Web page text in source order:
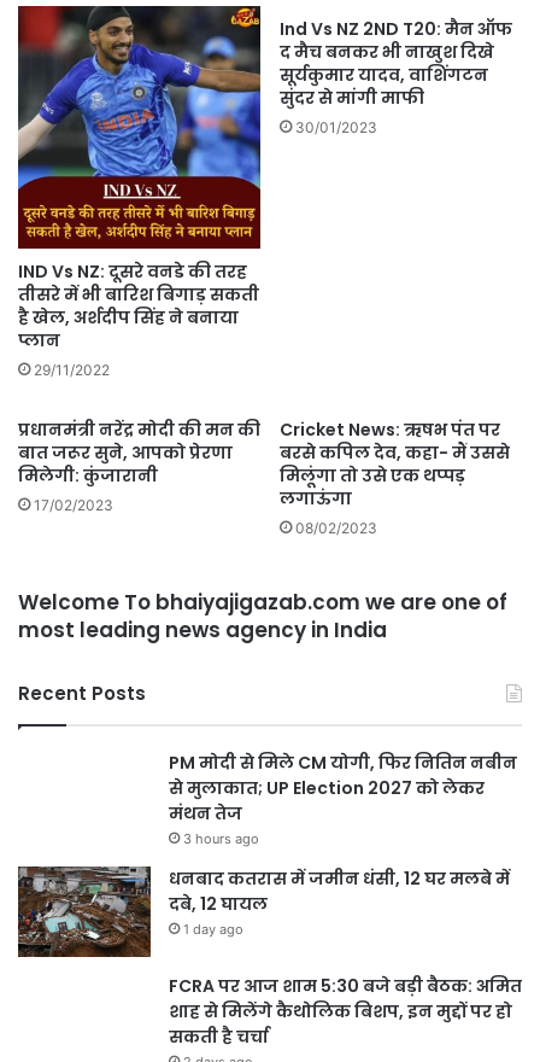
IND Vs NZ: दूसरे वनडे की तरह
तीसरे में भी बारिश बिगाड़ सकती
है खेल, अर्शदीप सिंह ने बनाया
प्लान
29/11/2022
Ind Vs NZ 2ND T20: मैन ऑफ
द मैच बनकर भी नाखुश दिखे
सूर्यकुमार यादव, वाशिंगटन
सुंदर से मांगी माफी
30/01/2023
प्रधानमंत्री नरेंद्र मोदी की मन की
बात जरूर सुने, आपको प्रेरणा
मिलेगी: कुंजारानी
17/02/2023
Cricket News: ऋषभ पंत पर
बरसे कपिल देव, कहा- मैं उससे
मिलूंगा तो उसे एक थप्पड़
लगाऊंगा
08/02/2023
Welcome To bhaiyajigazab.com we are one of
most leading news agency in India
Recent Posts
PM मोदी से मिले CM योगी, फिर नितिन नबीन
से मुलाकात; UP Election 2027 को लेकर
मंथन तेज
3 hours ago
धनबाद कतरास में जमीन धंसी, 12 घर मलबे में
दबे, 12 घायल
1 day ago
FCRA पर आज शाम 5:30 बजे बड़ी बैठक: अमित
शाह से मिलेंगे कैथोलिक बिशप, इन मुद्दों पर हो
सकती है चर्चा